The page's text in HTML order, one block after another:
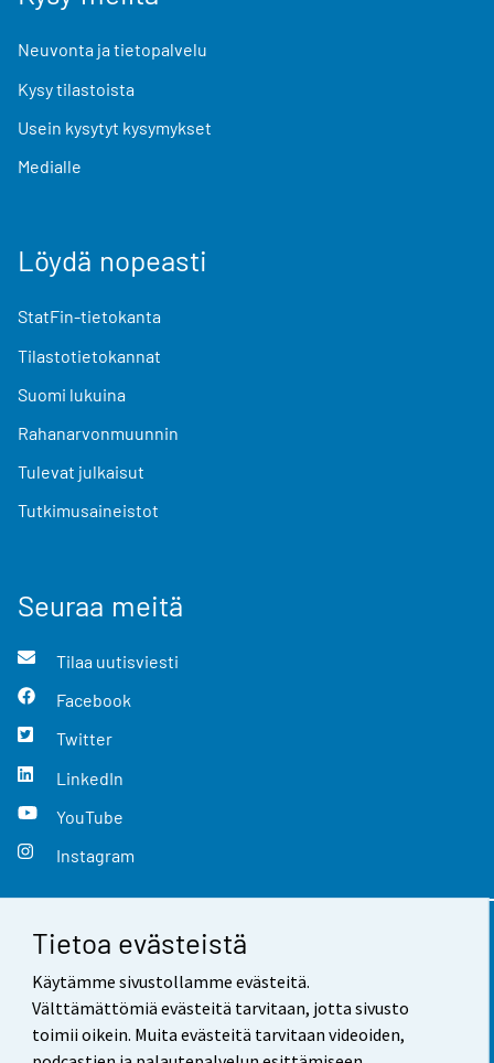
Tietoa evästeistä
Käytämme sivustollamme evästeitä.
Välttämättömiä evästeitä tarvitaan, jotta sivusto
toimii oikein. Muita evästeitä tarvitaan videoiden,
Neuvonta ja tietopalvelu
Kysy tilastoista
Usein kysytyt kysymykset
Medialle
Löydä nopeasti
StatFin-tietokanta
Tilastotietokannat
Suomi lukuina
Rahanarvonmuunnin
Tulevat julkaisut
Tutkimusaineistot
Seuraa meitä
Tilaa uutisviesti
Facebook
Twitter
LinkedIn
YouTube
Instagram
Yhteystiedot
Palaute
Käyttöehdot